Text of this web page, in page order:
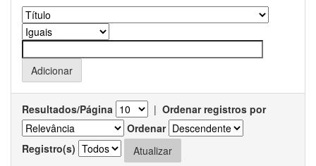
Resultados/Página | Ordenar registros por
Ordenar
Registro(s)